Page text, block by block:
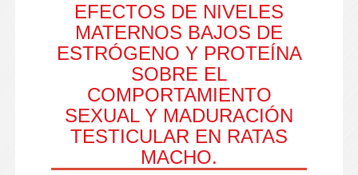
EFECTOS DE NIVELES
MATERNOS BAJOS DE
ESTRÓGENO Y PROTEÍNA
SOBRE EL
COMPORTAMIENTO
SEXUAL Y MADURACIÓN
TESTICULAR EN RATAS
MACHO.